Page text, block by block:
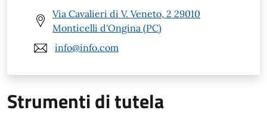
Via Cavalieri di V. Veneto, 2 29010
Monticelli d'Ongina (PC)
info@info.com
Strumenti di tutela